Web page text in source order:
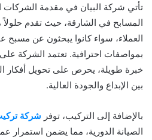
تأتي شركة البيان في مقدمة الشركات
المسابح في الشارقة، حيث تقدم
العملاء، سواء كانوا يبحثون عن مسبح
بمواصفات احترافية. تعتمد الشركة
خبرة طويلة، يحرص على تحويل أفكار
بين الإبداع والجودة العالية.
بالإضافة إلى التركيب، توفر شركة
الصيانة الدورية، مما يضمن استمرار